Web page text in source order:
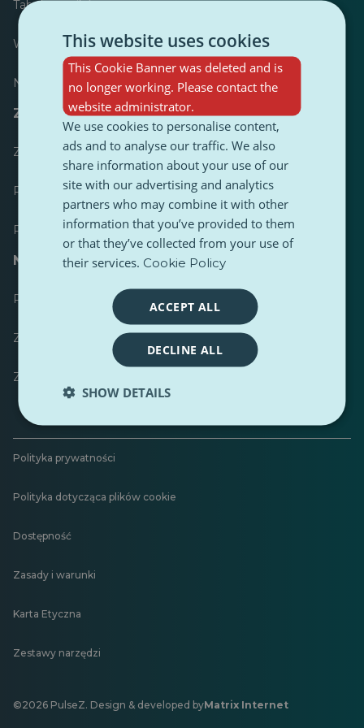
Tabela wyników
Większość opublikowanych
Najczęściej śledzony
Zasoby dla dziennikarzy
Zestawy narzędzi
Przewodnik stylistyczny treści PulseZ
Przewodnik po postach dla współtwórców PulseZ
Najczęściej zadawane pytania
Prześlij żądanie
Zgłoś problem
Zostaw opinię
Polityka prywatności
Polityka dotycząca plików cookie
Dostępność
Zasady i warunki
Karta Etyczna
Zestawy narzędzi
©2026 PulseZ. Design & developed byMatrix Internet
Otwiera
This website uses cookies
This Cookie Banner was deleted and is
no longer working. Please contact the
website administrator.
We use cookies to personalise content,
ads and to analyse our traffic. We also
share information about your use of our
site with our advertising and analytics
partners who may combine it with other
information that you’ve provided to them
or that they’ve collected from your use of
their services. Cookie Policy
ACCEPT ALL
DECLINE ALL
SHOW DETAILS